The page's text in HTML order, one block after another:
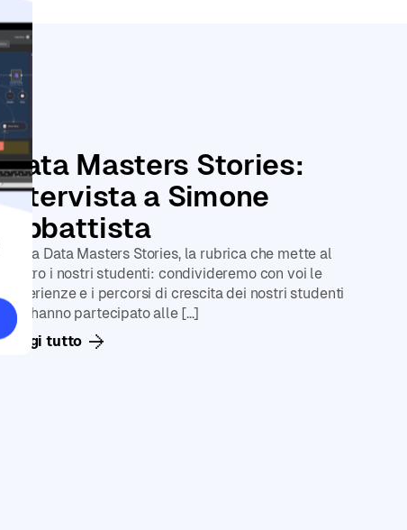
Data Masters Stories:
intervista a Simone
Abbattista
Torna Data Masters Stories, la rubrica che mette al
centro i nostri studenti: condivideremo con voi le
esperienze e i percorsi di crescita dei nostri studenti
che hanno partecipato alle […]
Leggi tutto